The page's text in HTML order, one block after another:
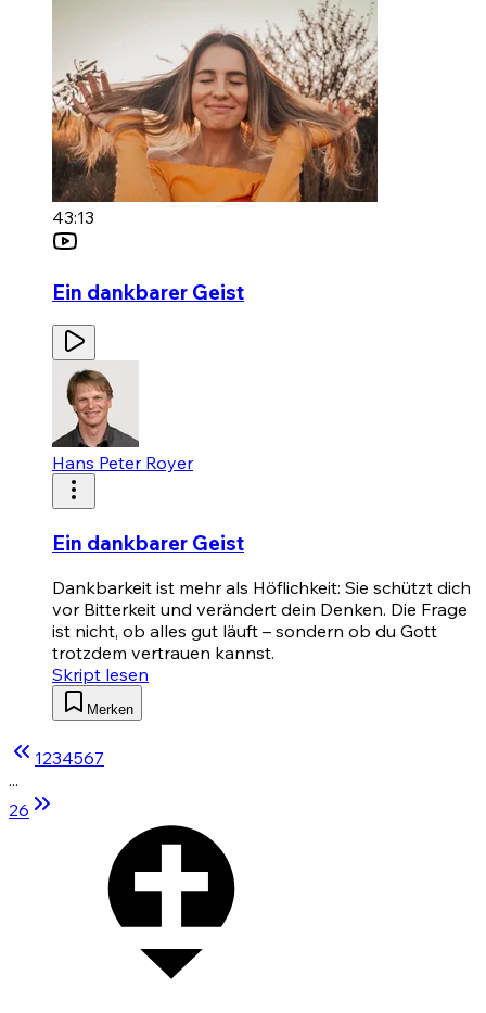
43:13
Ein dankbarer Geist
Hans Peter Royer
Ein dankbarer Geist
Dankbarkeit ist mehr als Höflichkeit: Sie schützt dich
vor Bitterkeit und verändert dein Denken. Die Frage
ist nicht, ob alles gut läuft – sondern ob du Gott
trotzdem vertrauen kannst.
Skript lesen
Merken
1234567
...
26